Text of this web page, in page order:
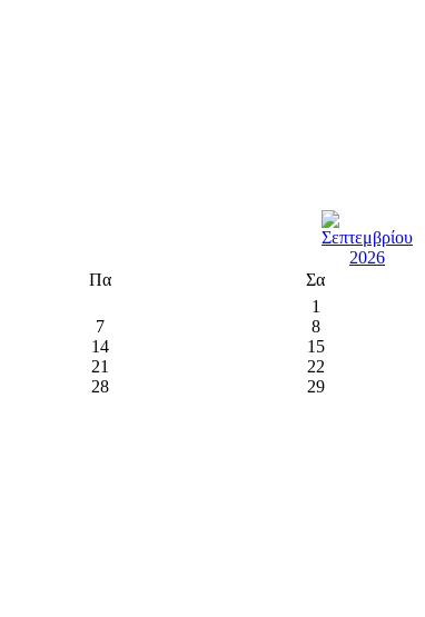
Πα
Σα
1
7
8
14
15
21
22
28
29